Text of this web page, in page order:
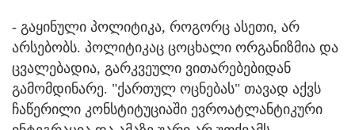
- გაყინული პოლიტიკა, როგორც ასეთი, არ
არსებობს. პოლიტიკაც ცოცხალი ორგანიზმია და
ცვალებადია, გარკვეული ვითარებებიდან
გამომდინარე. "ქართულ ოცნებას" თავად აქვს
ჩაწერილი კონსტიტუციაში ევროატლანტიკური